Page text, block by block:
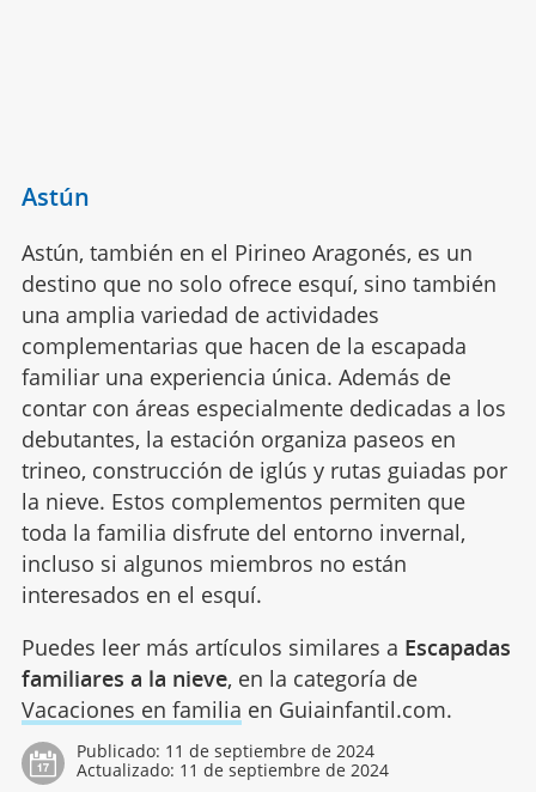
Astún
Astún, también en el Pirineo Aragonés, es un
destino que no solo ofrece esquí, sino también
una amplia variedad de actividades
complementarias que hacen de la escapada
familiar una experiencia única. Además de
contar con áreas especialmente dedicadas a los
debutantes, la estación organiza paseos en
trineo, construcción de iglús y rutas guiadas por
la nieve. Estos complementos permiten que
toda la familia disfrute del entorno invernal,
incluso si algunos miembros no están
interesados en el esquí.
Puedes leer más artículos similares a Escapadas
familiares a la nieve, en la categoría de
Vacaciones en familia en Guiainfantil.com.
Publicado: 11 de septiembre de 2024
Actualizado: 11 de septiembre de 2024